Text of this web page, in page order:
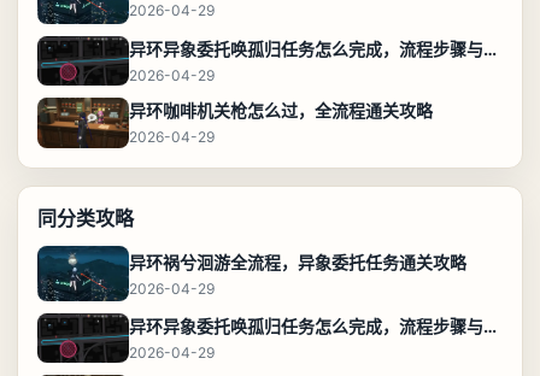
2026-04-29
异环异象委托唤孤归任务怎么完成，流程步骤与位置攻略
2026-04-29
异环咖啡机关枪怎么过，全流程通关攻略
2026-04-29
同分类攻略
异环祸兮洄游全流程，异象委托任务通关攻略
2026-04-29
异环异象委托唤孤归任务怎么完成，流程步骤与位置攻略
2026-04-29